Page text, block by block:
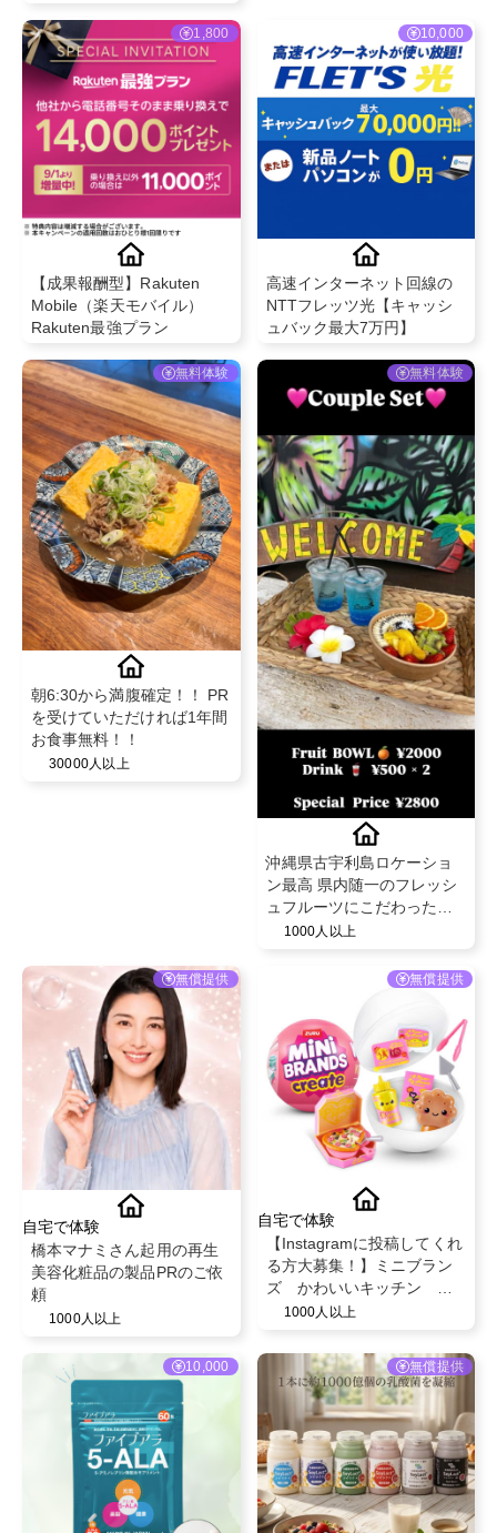
1,800
【成果報酬型】Rakuten
Mobile（楽天モバイル）
Rakuten最強プラン
10,000
高速インターネット回線の
NTTフレッツ光【キャッシ
ュバック最大7万円】
無料体験
朝6:30から満腹確定！！ PR
を受けていただければ1年間
お食事無料！！
30000人以上
無料体験
沖縄県古宇利島ロケーショ
ン最高 県内随一のフレッシ
ュフルーツにこだわったア
サイーボウル🏝️
1000人以上
無償提供
自宅で体験
橋本マナミさん起用の再生
美容化粧品の製品PRのご依
頼
1000人以上
無償提供
自宅で体験
【Instagramに投稿してくれ
る方大募集！】ミニブラン
ズ かわいいキッチン シ
リーズ１ 【種類ランダ
1000人以上
10,000 無償提供